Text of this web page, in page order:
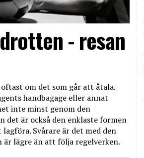
- resan
om det som går att åtala.
handbagage eller annat
inte minst genom den
det är också den enklaste formen
Svårare är det med den
lägre än att följa regelverken.